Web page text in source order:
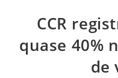
CCR
quase 40%
de